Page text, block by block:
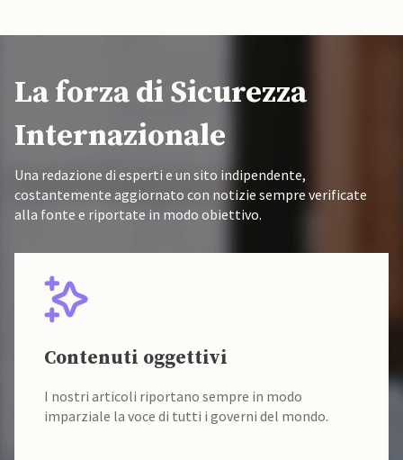
La forza di Sicurezza
Internazionale
Una redazione di esperti e un sito indipendente,
costantemente aggiornato con notizie sempre verificate
alla fonte e riportate in modo obiettivo.
Contenuti oggettivi
I nostri articoli riportano sempre in modo
imparziale la voce di tutti i governi del mondo.